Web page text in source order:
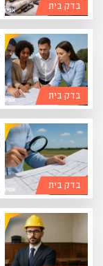
בדק בית
בדק בית
בדק בית